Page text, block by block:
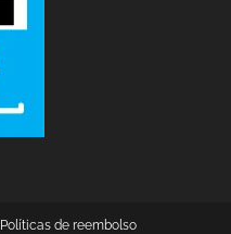
Políticas de reembolso